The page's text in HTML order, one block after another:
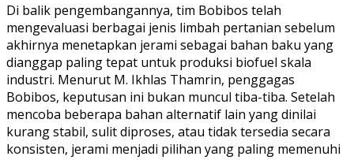
Di balik pengembangannya, tim Bobibos telah
mengevaluasi berbagai jenis limbah pertanian sebelum
akhirnya menetapkan jerami sebagai bahan baku yang
dianggap paling tepat untuk produksi biofuel skala
industri. Menurut M. Ikhlas Thamrin, penggagas
Bobibos, keputusan ini bukan muncul tiba-tiba. Setelah
mencoba beberapa bahan alternatif lain yang dinilai
kurang stabil, sulit diproses, atau tidak tersedia secara
konsisten, jerami menjadi pilihan yang paling memenuhi